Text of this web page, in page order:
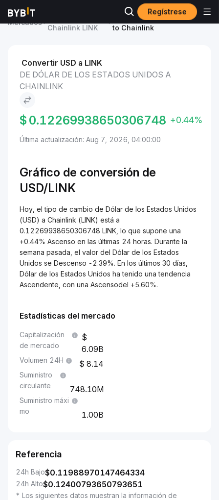
Regístrese
Mercados
Chainlink LINK
Dólar de los Estados Unidos
to Chainlink
Convertir USD a LINK
DE DÓLAR DE LOS ESTADOS UNIDOS A
CHAINLINK
$ 0.12269938650306748 +0.44%
Última actualización: Aug 7, 2026, 04:00:00
Gráfico de conversión de
USD/LINK
Hoy, el tipo de cambio de Dólar de los Estados Unidos
(USD) a Chainlink (LINK) está a
0.12269938650306748 LINK, lo que supone una
+0.44% Ascenso en las últimas 24 horas. Durante la
semana pasada, el valor del Dólar de los Estados
Unidos se Descenso -2.39%. En los últimos 30 días,
Dólar de los Estados Unidos ha tenido una tendencia
Ascendente, con una Ascensodel +5.60%.
Estadísticas del mercado
Capitalización
de mercado
6.09B
Volumen 24H 8.14
Suministro
circulante
748.10M
Suministro máxi
mo
1.00B
Referencia
24h Bajo$0.11988970147464334
24h Alto$0.12400793650793651
* Los siguientes datos muestran la información de